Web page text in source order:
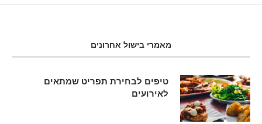
מאמרי בישול אחרונים
טיפים לבחירת תפריט שמתאים
לאירועים